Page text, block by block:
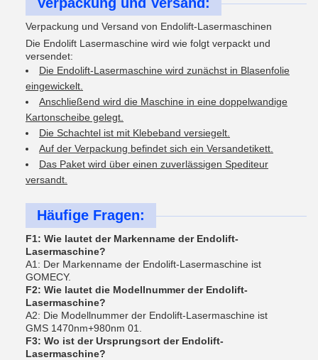
Verpackung und Versand von Endolift-Lasermaschinen
Die Endolift Lasermaschine wird wie folgt verpackt und
versendet:
Die Endolift-Lasermaschine wird zunächst in Blasenfolie
eingewickelt.
Anschließend wird die Maschine in eine doppelwandige
Kartonscheibe gelegt.
Die Schachtel ist mit Klebeband versiegelt.
Auf der Verpackung befindet sich ein Versandetikett.
Das Paket wird über einen zuverlässigen Spediteur
versandt.
Häufige Fragen:
F1: Wie lautet der Markenname der Endolift-
Lasermaschine?
A1: Der Markenname der Endolift-Lasermaschine ist
GOMECY.
F2: Wie lautet die Modellnummer der Endolift-
Lasermaschine?
A2: Die Modellnummer der Endolift-Lasermaschine ist
GMS 1470nm+980nm 01.
F3: Wo ist der Ursprungsort der Endolift-
Lasermaschine?